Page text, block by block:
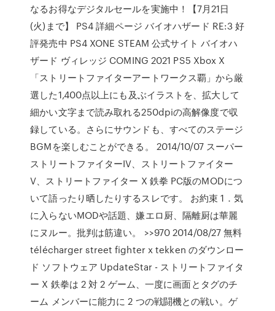
なるお得なデジタルセールを実施中！【7月21日
(火)まで】 PS4 詳細ページ バイオハザード RE:3 好
評発売中 PS4 XONE STEAM 公式サイト バイオハ
ザード ヴィレッジ COMING 2021 PS5 Xbox X
「ストリートファイターアートワークス覇」から厳
選した1,400点以上にも及ぶイラストを、拡大して
細かい文字まで読み取れる250dpiの高解像度で収
録している。さらにサウンドも、すべてのステージ
BGMを楽しむことができる。 2014/10/07 スーパー
ストリートファイターIV、ストリートファイター
V、ストリートファイター X 鉄拳 PC版のMODにつ
いて語ったり晒したりするスレです。 お約束 1．気
に入らないMODや話題、嫌エロ厨、隔離厨は華麗
にヌルー。批判は筋違い。 >>970 2014/08/27 無料
télécharger street fighter x tekken のダウンロー
ド ソフトウェア UpdateStar - ストリートファイタ
ー X 鉄拳は 2 対 2 ゲーム、一度に画面とタグのチ
ーム メンバーに能力に 2 つの戦闘機との戦い。ゲ